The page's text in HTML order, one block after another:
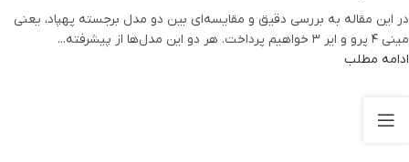
در این مقاله به بررسی دقیق و مقایسه‌ای بین دو مدل برجسته پهپاد، یعنی
مینی 4 پرو و ایر 3 خواهیم پرداخت. هر دو این مدل‌ها از پیشرفته...
ادامه مطلب